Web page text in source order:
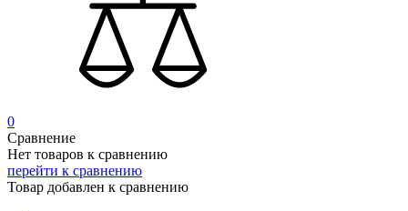
0
Сравнение
Нет товаров к сравнению
перейти к сравнению
Товар добавлен к сравнению